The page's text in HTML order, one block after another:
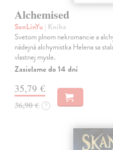
Alchemised
SenLinYu | Kniha
Svetom plnom nekromancie a
nádejná alchymistka Helena sa
vlastnej mysle.
Zasielame do 14 dní
35,79 €
36,90 € ?